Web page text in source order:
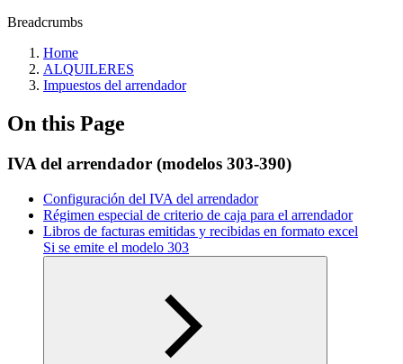
Breadcrumbs
Home
ALQUILERES
Impuestos del arrendador
On this Page
IVA del arrendador (modelos 303-390)
Configuración del IVA del arrendador
Régimen especial de criterio de caja para el arrendador
Libros de facturas emitidas y recibidas en formato excel
Si se emite el modelo 303